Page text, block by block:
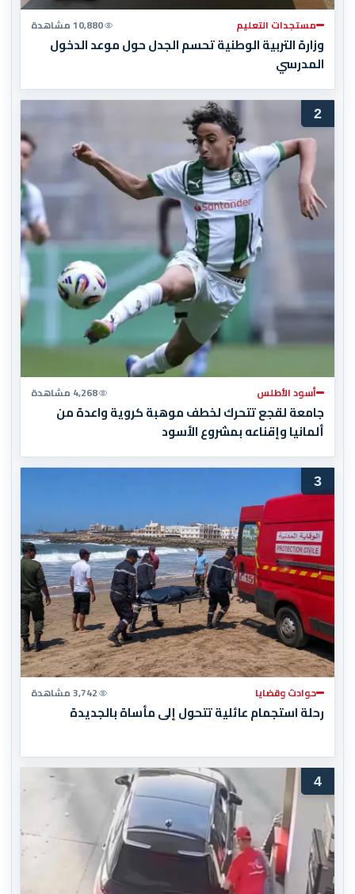
مستجدات التعليم 10,880 مشاهدة
وزارة التربية الوطنية تحسم الجدل حول موعد الدخول
المدرسي
2
أسود الأطلس 4,268 مشاهدة
جامعة لقجع تتحرك لخطف موهبة كروية واعدة من
ألمانيا وإقناعه بمشروع الأسود
3
حوادث وقضايا 3,742 مشاهدة
رحلة استجمام عائلية تتحول إلى مأساة بالجديدة
4